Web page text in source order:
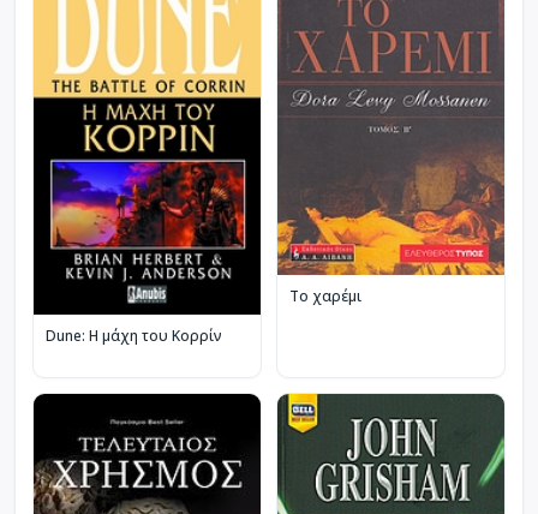
Dune: Η μάχη του Κορρίν
Το χαρέμι